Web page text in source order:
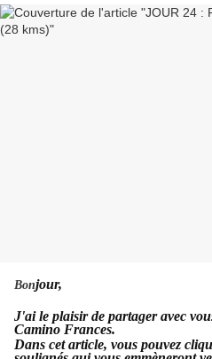
Bonjour,
J'ai le plaisir de partager avec
Camino Frances.
Dans cet article, vous pouvez